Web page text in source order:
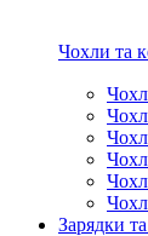
Чохли та
Зарядки та